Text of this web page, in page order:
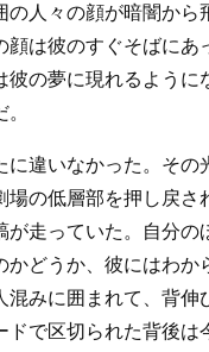
人々の顔が暗闇か
は彼のすぐそばに
の夢に現れるよう
違いなかった。そ
の低層部を押し戻
走っていた。自分
どうか、彼にはわ
みに囲まれて、背
で区切られた背後